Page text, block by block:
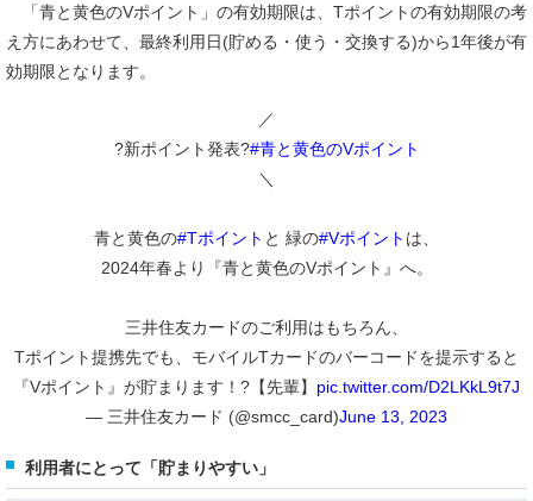
「青と黄色のVポイント」の有効期限は、Tポイントの有効期限の考
え方にあわせて、最終利用日(貯める・使う・交換する)から1年後が有
効期限となります。
／
?新ポイント発表?#青と黄色のVポイント
＼
青と黄色の#Tポイント と 緑の#Vポイント は、
2024年春より『青と黄色のVポイント』へ。
三井住友カードのご利用はもちろん、
Tポイント提携先でも、モバイルTカードのバーコードを提示すると
『Vポイント』が貯まります！?【先輩】 pic.twitter.com/D2LKkL9t7J
— 三井住友カード (@smcc_card)June 13, 2023
利用者にとって「貯まりやすい」